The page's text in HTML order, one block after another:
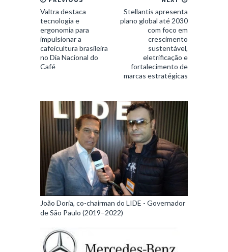
Stellantis apresenta
plano global até 2030
com foco em
crescimento
sustentável,
eletrificação e
fortalecimento de
marcas estratégicas
Valtra destaca
tecnologia e
ergonomia para
impulsionar a
cafeicultura brasileira
no Dia Nacional do
Café
João Doria, co-chairman do LIDE - Governador
de São Paulo (2019–2022)